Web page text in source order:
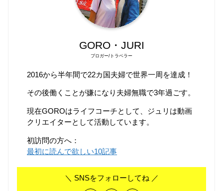
GORO・JURI
ブロガー/トラベラー
2016から半年間で22カ国夫婦で世界一周を達成！
その後働くことが嫌になり夫婦無職で3年過ごす。
現在GOROはライフコーチとして、ジュリは動画
クリエイターとして活動しています。
初訪問の方へ：
最初に読んで欲しい10記事
＼ SNSをフォローしてね ／